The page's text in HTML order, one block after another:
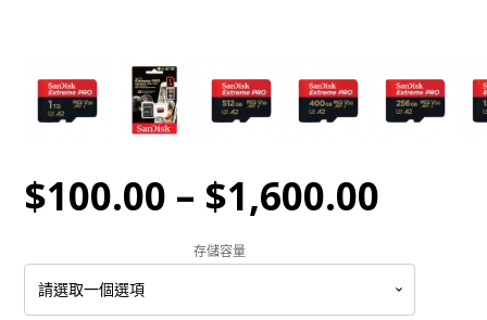
$100.00 – $1,600.00
存儲容量